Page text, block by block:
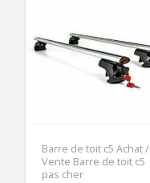
Barre de toit c5 Achat /
Vente Barre de toit c5
pas cher